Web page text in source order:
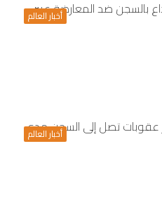
أخبار العالم
أخبار العالم